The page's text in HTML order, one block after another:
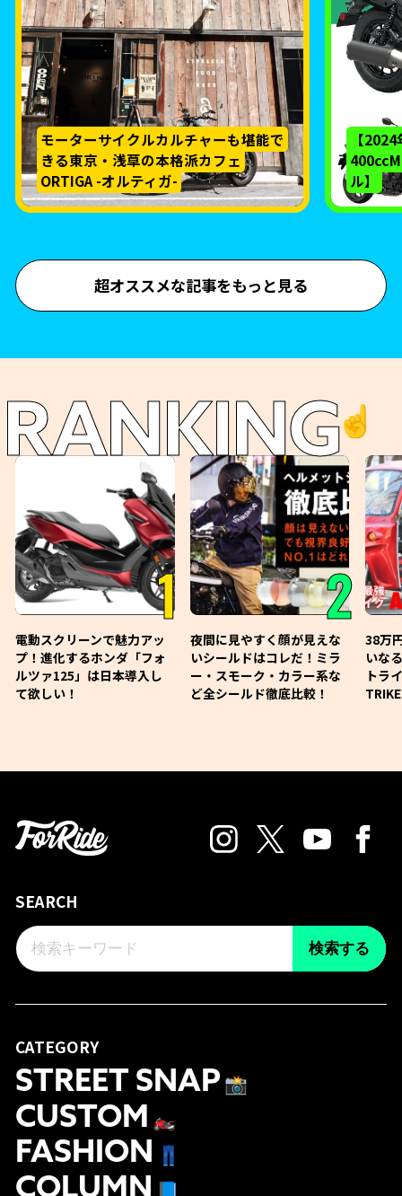
モーターサイクルカルチャーも堪能で
きる東京・浅草の本格派カフェ
ORTIGA -オルティガ-
【
ル】
超オススメな記事をもっと見る
RANKING☝️
1
電動スクリーンで魅力アッ
プ！進化するホンダ「フォ
ルツァ125」は日本導入し
て欲しい！
2
夜間に見やすく顔が見えな
いシールドはコレだ！ミラ
ー・スモーク・カラー系な
ど全シールド徹底比較！
38万
いな
トラ
SEARCH
検索する
CATEGORY
STREET SNAP 📸
CUSTOM 🏍
FASHION 👖